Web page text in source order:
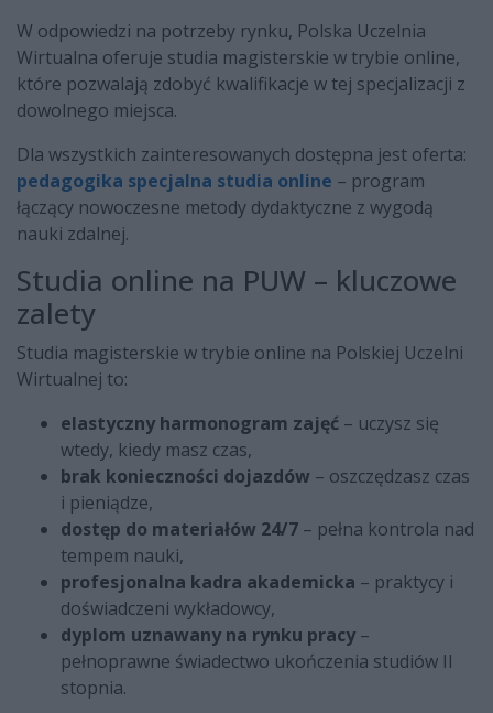
W odpowiedzi na potrzeby rynku, Polska Uczelnia
Wirtualna oferuje studia magisterskie w trybie online,
które pozwalają zdobyć kwalifikacje w tej specjalizacji z
dowolnego miejsca.
Dla wszystkich zainteresowanych dostępna jest oferta:
pedagogika specjalna studia online – program
łączący nowoczesne metody dydaktyczne z wygodą
nauki zdalnej.
Studia online na PUW – kluczowe
zalety
Studia magisterskie w trybie online na Polskiej Uczelni
Wirtualnej to:
elastyczny harmonogram zajęć – uczysz się
wtedy, kiedy masz czas,
brak konieczności dojazdów – oszczędzasz czas
i pieniądze,
dostęp do materiałów 24/7 – pełna kontrola nad
tempem nauki,
profesjonalna kadra akademicka – praktycy i
doświadczeni wykładowcy,
dyplom uznawany na rynku pracy –
pełnoprawne świadectwo ukończenia studiów II
stopnia.